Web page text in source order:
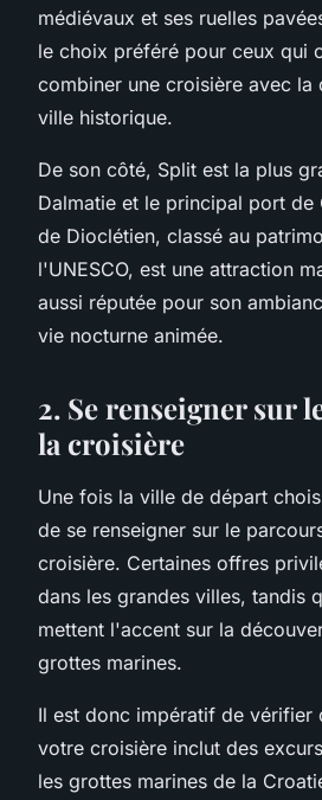
médiévaux et ses ruelles
le choix préféré pour ceux qui
combiner une croisière avec la
ville historique.
De son côté, Split est la plus
Dalmatie et le principal port de
de Dioclétien, classé au
l'UNESCO, est une attraction
aussi réputée pour son
vie nocturne animée.
2. Se renseigner sur
la croisière
Une fois la ville de départ
de se renseigner sur le
croisière. Certaines offres
dans les grandes villes, tandis
mettent l'accent sur la
grottes marines.
Il est donc impératif de vérifier
votre croisière inclut des
les grottes marines de la